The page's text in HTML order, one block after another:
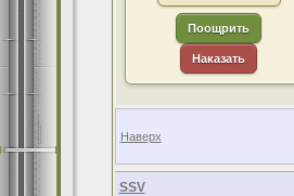
Поощрить
Наказать
Наверх
SSV